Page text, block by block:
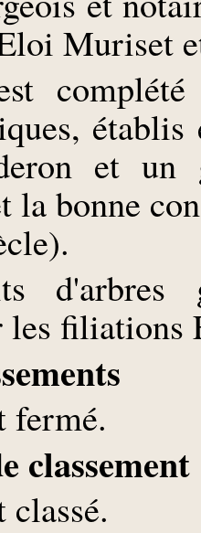
Muriset
et un
la bonne
d'arbres
les filiations
fermé.
classement
classé.